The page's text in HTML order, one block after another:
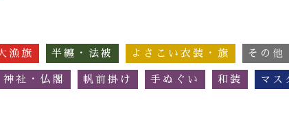
漁旗 半纏・法被 よさこい衣装・旗 その他
神社・仏閣 帆前掛け 手ぬぐい 和装 マス